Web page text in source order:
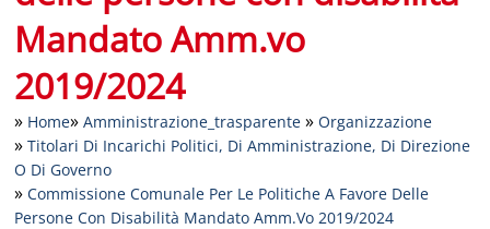
Mandato Amm.vo
2019/2024
» Home»Amministrazione_trasparente »Organizzazione
»Titolari Di Incarichi Politici, Di Amministrazione, Di Direzione
O Di Governo
»Commissione Comunale Per Le Politiche A Favore Delle
Persone Con Disabilità Mandato Amm.vo 2019/2024